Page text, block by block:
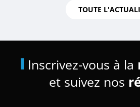
TOUTE
Inscrivez-vous à la
et suivez nos